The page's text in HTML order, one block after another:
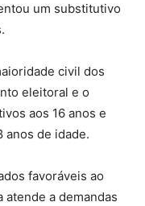
um substitutivo
civil dos
eleitoral e o
aos 16 anos e
anos de idade.
favoráveis ao
a demandas